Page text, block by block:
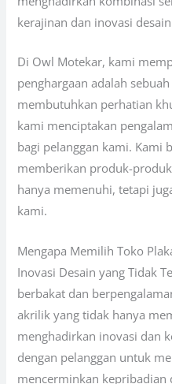
kerajinan dan inovasi
Di Owl Motekar, kami
penghargaan adalah
membutuhkan perhatian
kami menciptakan
bagi pelanggan kami. Kami
memberikan produk-
hanya memenuhi, tetapi
kami.
Mengapa Memilih Toko
Inovasi Desain yang Tidak
berbakat dan
akrilik yang tidak hanya
menghadirkan inovasi dan
dengan pelanggan untuk
mencerminkan kepribadian